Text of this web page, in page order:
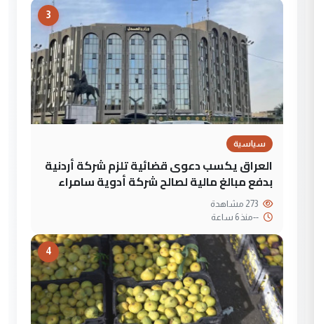
3
سياسية
العراق يكسب دعوى قضائية تلزم شركة أردنية
بدفع مبالغ مالية لصالح شركة أدوية سامراء
--منذ 6 ساعة
4